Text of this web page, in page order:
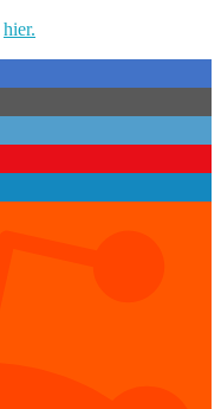
hier.